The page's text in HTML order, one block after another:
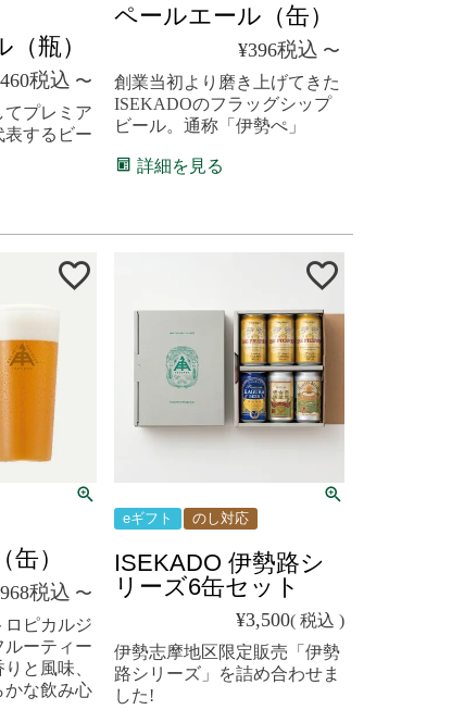
瓶）
460税込 〜
てプレミア
表するビー
ペールエール（缶）
¥396税込 〜
創業当初より磨き上げてきた
ISEKADOのフラッグシップ
ビール。通称「伊勢ぺ」
詳細を見る
）
968税込 〜
ロピカルジ
ルーティー
と風味、
かな飲み心
eギフト のし対応
ISEKADO 伊勢路シ
リーズ6缶セット
¥3,500 税込
伊勢志摩地区限定販売「伊勢
路シリーズ」を詰め合わせま
した!